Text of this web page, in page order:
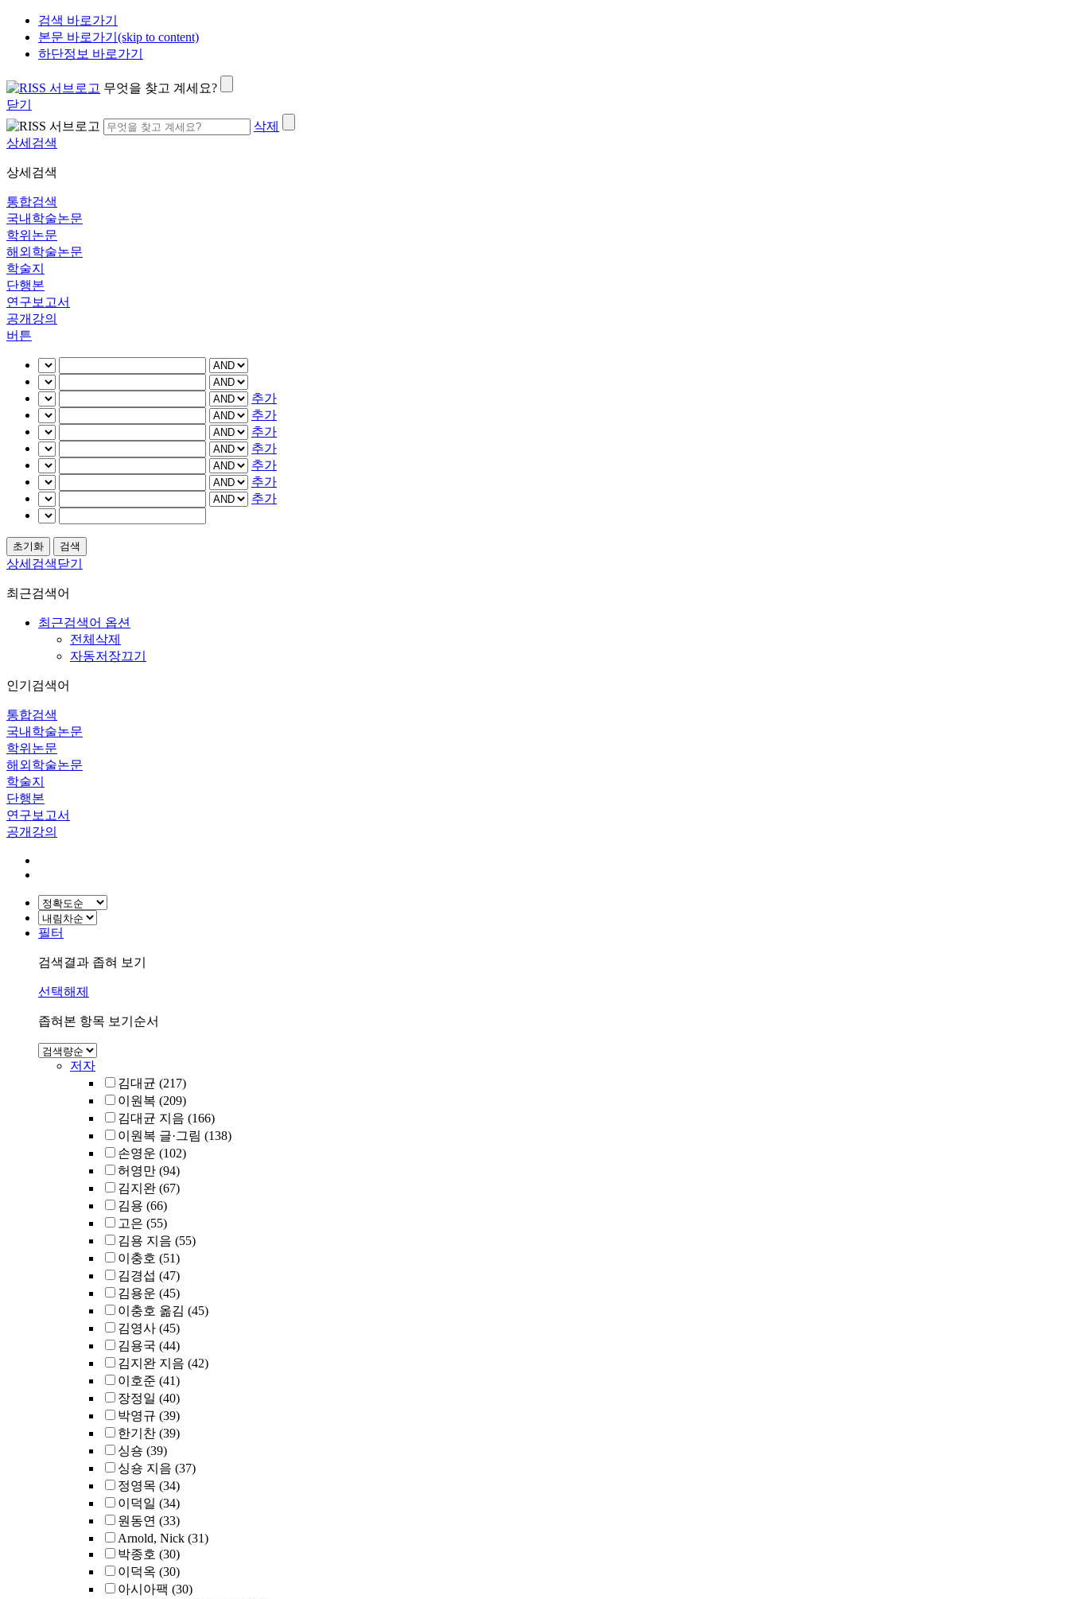
검색 바로가기
본문 바로가기(skip to content)
하단정보 바로가기
무엇을 찾고 계세요?
닫기
삭제
상세검색
상세검색
통합검색
국내학술논문
학위논문
해외학술논문
학술지
단행본
연구보고서
공개강의
버튼
추가
추가
추가
추가
추가
추가
추가
상세검색닫기
최근검색어
최근검색어 옵션
전체삭제
자동저장끄기
인기검색어
통합검색
국내학술논문
학위논문
해외학술논문
학술지
단행본
연구보고서
공개강의
필터
검색결과 좁혀 보기
선택해제
좁혀본 항목 보기순서
저자
김대균 (217)
이원복 (209)
김대균 지음 (166)
이원복 글·그림 (138)
손영운 (102)
허영만 (94)
김지완 (67)
김용 (66)
고은 (55)
김용 지음 (55)
이충호 (51)
김경섭 (47)
김용운 (45)
이충호 옮김 (45)
김영사 (45)
김용국 (44)
김지완 지음 (42)
이호준 (41)
장정일 (40)
박영규 (39)
한기찬 (39)
싱숑 (39)
싱숑 지음 (37)
정영목 (34)
이덕일 (34)
원동연 (33)
Arnold, Nick (31)
박종호 (30)
이덕옥 (30)
아시아팩 (30)